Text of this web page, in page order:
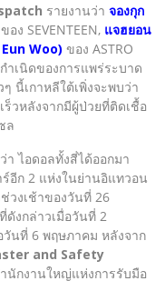
รายงานว่า จองกุก
ของ SEVENTEEN, แจฮยอน
Woo) ของ ASTRO
ำเนิดของการแพร่ระบาด
นี้เกาหลีใต้เพิ่งจะพบว่า
วหลังจากมีผู้ป่วยที่ติดเชื้อ
ล
ว่า ไอดอลทั้งสี่ได้ออกมา
อีก 2 แห่งในย่านอิแทวอน
วงเช้าของวันที่ 26
ดังกล่าวเมื่อวันที่ 2
นที่ 6 พฤษภาคม หลังจาก
and Safety
นักงานใหญ่แห่งการรับมือ